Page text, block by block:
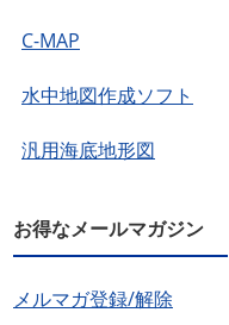
C-MAP
水中地図作成ソフト
汎用海底地形図
お得なメールマガジン
メルマガ登録/解除